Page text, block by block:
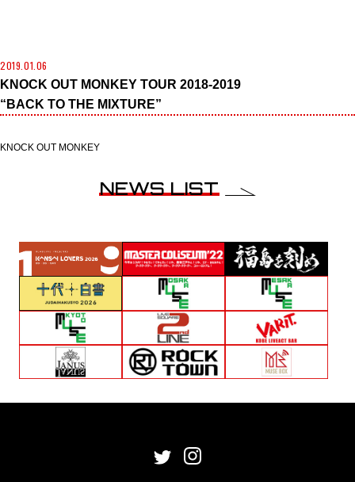
2019.01.06
KNOCK OUT MONKEY TOUR 2018-2019
“BACK TO THE MIXTURE”
KNOCK OUT MONKEY
NEWS LIST